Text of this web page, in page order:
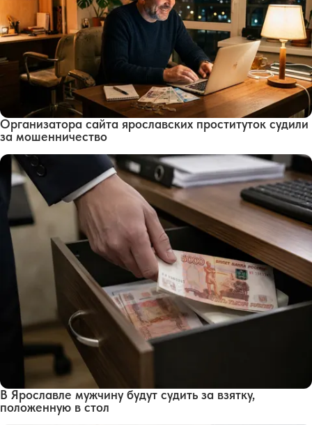
Организатора сайта ярославских проституток судили
за мошенничество
В Ярославле мужчину будут судить за взятку,
положенную в стол